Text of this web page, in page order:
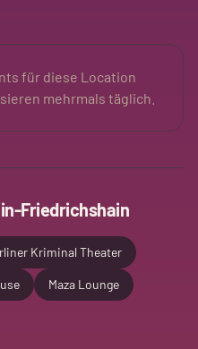
für diese Location
mehrmals täglich.
Friedrichshain
Kriminal Theater
Maza Lounge